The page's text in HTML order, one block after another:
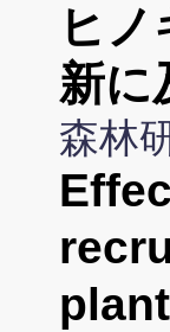
ヒ
新に
森林